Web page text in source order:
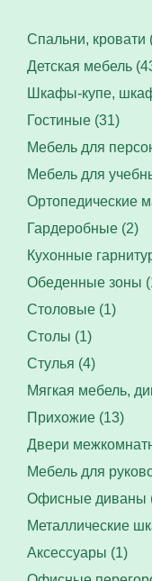
Спальни, кровати
Детская мебель
Шкафы-купе,
Гостиные (31)
Мебель для
Мебель для
Ортопедические
Гардеробные (2)
Кухонные
Обеденные зоны
Столовые (1)
Столы (1)
Стулья (4)
Мягкая мебель,
Прихожие (13)
Двери
Мебель для
Офисные диваны
Металлические
Аксессуары (1)